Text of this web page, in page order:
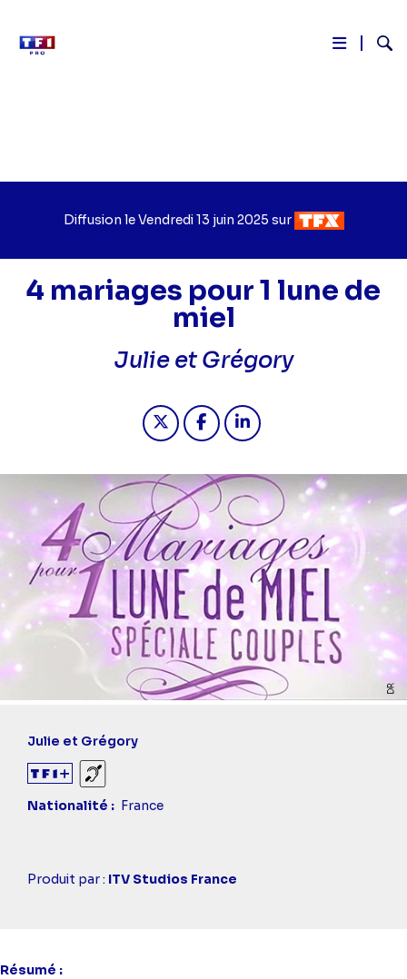
Diffusion leJour
diffusion
Vendredi 13 juin 2025 sur Chaîne
diffusion
4 mariages pour 1 lune de
miel
Julie et Grégory
Partager "2025-06-13 17:10 - 4
Partager "2025-06-13 17:10
Julie et Grégory
Sourds et malentendants
Nationalité
France
Casting
Produit par : ITV Studios France
Résumé